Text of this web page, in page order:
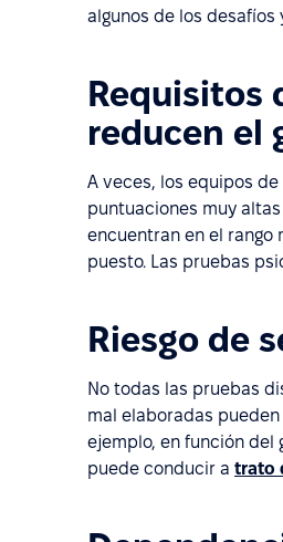
algunos de los desafíos
Requisitos
reducen el
A veces, los equipos
puntuaciones muy
encuentran en el rango
puesto. Las pruebas
Riesgo de
No todas las pruebas
mal elaboradas
ejemplo, en función del
puede conducir a trato